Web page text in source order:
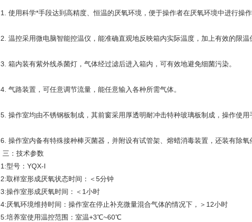
1. 使用科学*手段达到高精度、恒温的厌氧环境，便于操作者在厌氧环境中进行操作
2. 温控采用微电脑智能控温仪，能准确直观地反映箱内实际温度，加上有效的限温
3. 箱内装有紫外线杀菌灯，气体经过滤后进入箱内，可有效地避免细菌污染。
4. 气路装置，可任意调节流量，能任意输入各种所需气体。
5. 操作室均由不锈钢板制成，其前窗采用厚透明耐冲击特种玻璃板制成，操作使用
6. 操作室内备有特殊接种棒灭菌器，并附设有试管架、熔蜡消毒装置，还装有除氧
三： 技术参数
1:型号：YQX-I
2:取样室形成厌氧状态时间：＜5分钟
3:操作室形成厌氧时间：＜1小时
4:厌氧环境维持时间：操作室在停止补充微量混合气体的情况下，＞12小时
5:培养室使用温控范围：室温+3℃~60℃